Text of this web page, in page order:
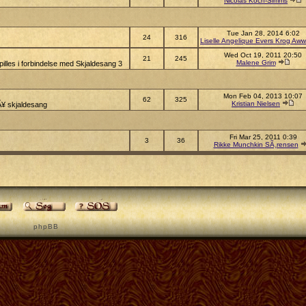
24 316
Tue Jan 28, 2014 6:02
Liselle Angelique Evers Krog
i forbindelse med Skjaldesang 3
21 245
Wed Oct 19, 2011 20:50
Malene Grim
skjaldesang
62 325
Mon Feb 04, 2013 10:07
Kristian Nielsen
3 36
Fri Mar 25, 2011 0:39
Rikke Munchkin SÃ¸rensen
p h p B B